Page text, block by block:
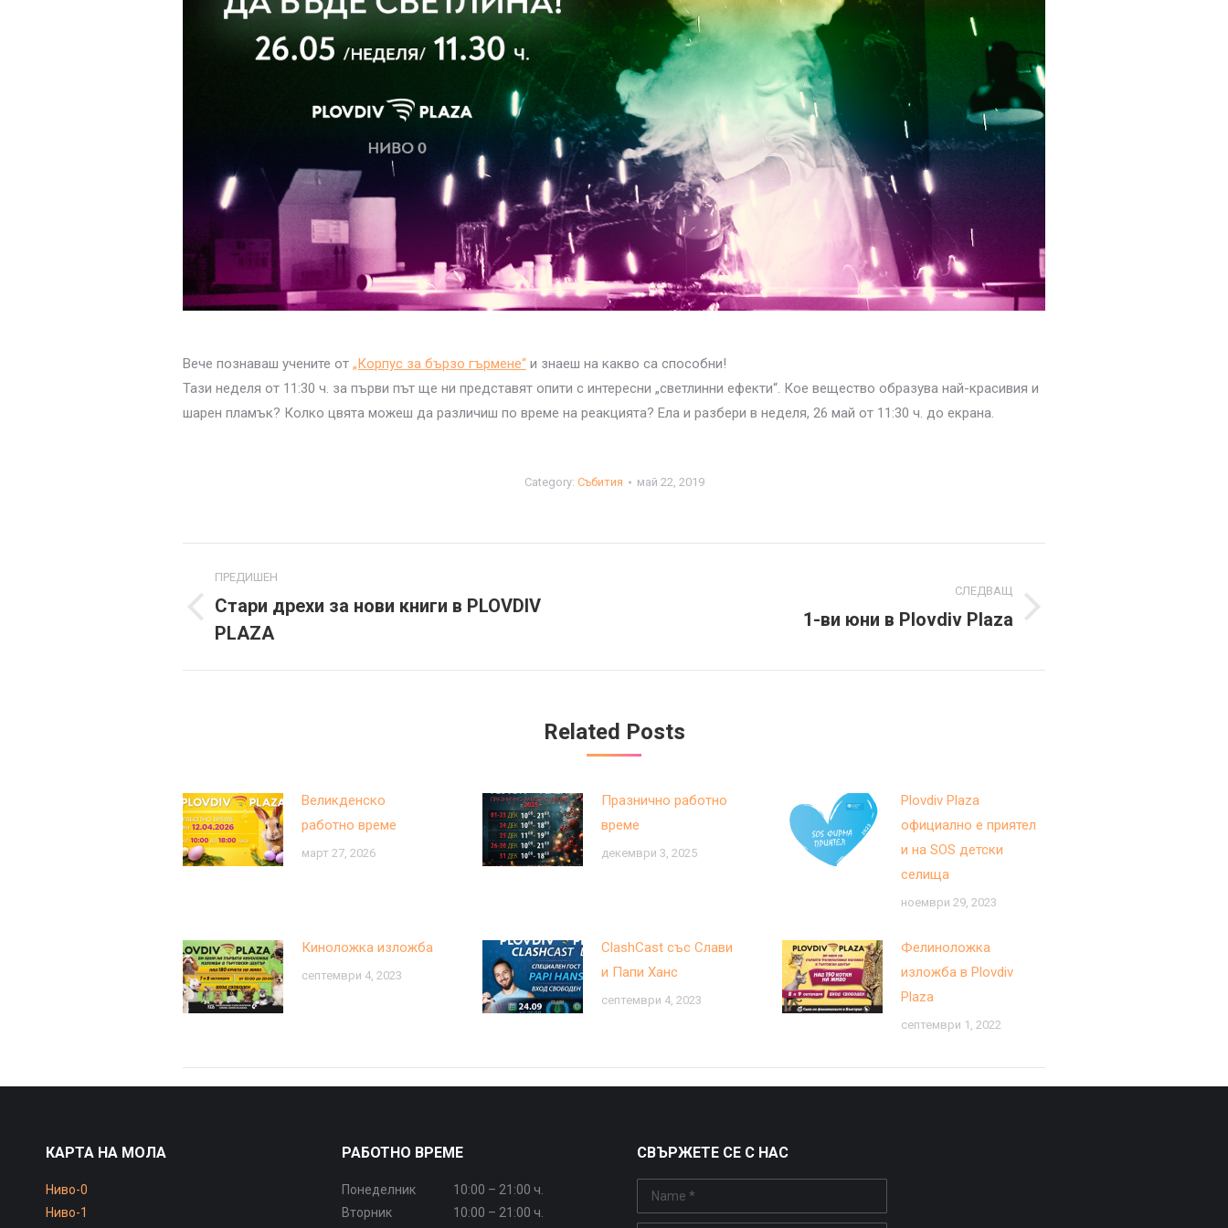
Вече познаваш учените от „Корпус за бързо гърмене“ и знаеш на какво са способни!
Тази неделя от 11:30 ч. за първи път ще ни представят опити с интересни „светлинни ефекти“. Кое вещество образува най-красивия и
шарен пламък? Колко цвята можеш да различиш по време на реакцията? Ела и разбери в неделя, 26 май от 11:30 ч. до екрана.
Category: Събития май 22, 2019
navigation
ПРЕДИШЕН
Previous
post:
Стари дрехи за нови книги в PLOVDIV
PLAZA
СЛЕДВАЩ
1-ви юни в Plovdiv Plaza
Related Posts
Великденско
работно време
март 27, 2026
Празнично работно
време
декември 3, 2025
Plovdiv Plaza
официално е приятел
и на SOS детски
селища
ноември 29, 2023
Киноложка изложба
септември 4, 2023
ClashCast със Слави
и Папи Ханс
септември 4, 2023
Фелиноложка
изложба в Plovdiv
Plaza
септември 1, 2022
КАРТА НА МОЛА
Ниво-0
Ниво-1
РАБОТНО ВРЕМЕ
Понеделник
10:00 – 21:00 ч.
Вторник
10:00 – 21:00 ч.
СВЪРЖЕТЕ СЕ С НАС
Name *